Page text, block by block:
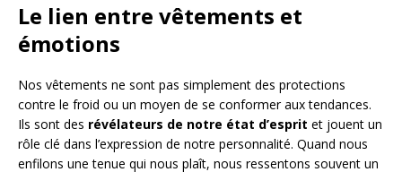
Le lien entre vêtements et
émotions
Nos vêtements ne sont pas simplement des protections
contre le froid ou un moyen de se conformer aux tendances.
Ils sont des révélateurs de notre état d’esprit et jouent un
rôle clé dans l’expression de notre personnalité. Quand nous
enfilons une tenue qui nous plaît, nous ressentons souvent un